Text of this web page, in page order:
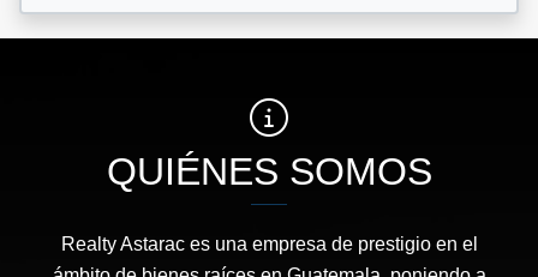
QUIÉNES SOMOS
Realty Astarac es una empresa de prestigio en el